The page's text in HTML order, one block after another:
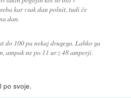
kar vsak dan polnit, tudi če
dan.
do 100 pa nekaj drugega. Lahko ga
ampak ne po 11 ur z 48 amperji.
po svoje.